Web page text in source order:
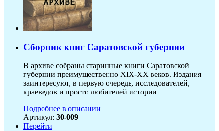
Сборник книг Саратовской губернии
В архиве собраны старинные книги Саратовской
губернии преимущественно XIX-ХХ веков. Издания
заинтересуют, в первую очередь, исследователей,
краеведов и просто любителей истории.
Подробнее в описании
Артикул: 30-009
Перейти